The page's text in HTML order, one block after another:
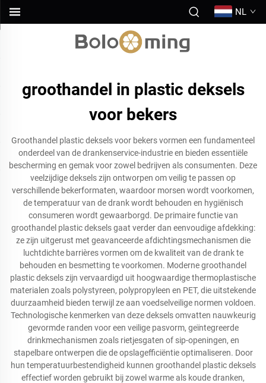
NL
groothandel in plastic deksels
voor bekers
Groothandel plastic deksels voor bekers vormen een fundamenteel
onderdeel van de drankenservice-industrie en bieden essentiële
bescherming en gemak voor zowel bedrijven als consumenten. Deze
veelzijdige deksels zijn ontworpen om veilig te passen op
verschillende bekerformaten, waardoor morsen wordt voorkomen,
de temperatuur van de drank wordt behouden en hygiënisch
consumeren wordt gewaarborgd. De primaire functie van
groothandel plastic deksels gaat verder dan eenvoudige afdekking:
ze zijn uitgerust met geavanceerde afdichtingsmechanismen die
luchtdichte barrières vormen om de kwaliteit van de drank te
behouden en besmetting te voorkomen. Moderne groothandel
plastic deksels zijn vervaardigd uit hoogwaardige thermoplastische
materialen zoals polystyreen, polypropyleen en PET, die uitstekende
duurzaamheid bieden terwijl ze aan voedselveilige normen voldoen.
Technologische kenmerken van deze deksels omvatten nauwkeurig
gevormde randen voor een veilige pasvorm, geïntegreerde
drinkmechanismen zoals rietjesgaten of sip-openingen, en
stapelbare ontwerpen die de opslagefficiëntie optimaliseren. Door
hun temperatuurbestendigheid kunnen groothandel plastic deksels
effectief worden gebruikt bij zowel warme als koude dranken,